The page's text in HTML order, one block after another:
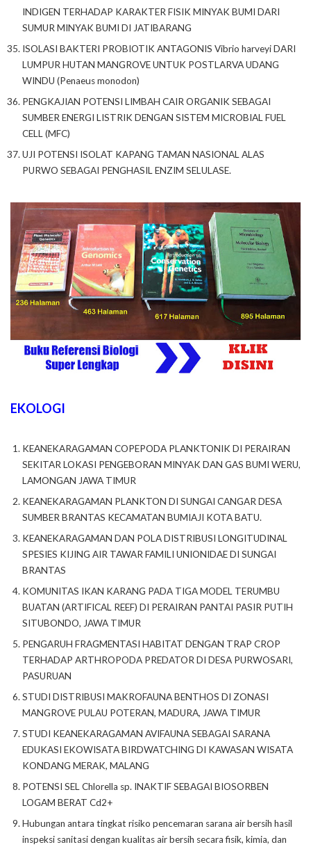
INDIGEN TERHADAP KARAKTER FISIK MINYAK BUMI DARI
SUMUR MINYAK BUMI DI JATIBARANG
ISOLASI BAKTERI PROBIOTIK ANTAGONIS Vibrio harveyi DARI
LUMPUR HUTAN MANGROVE UNTUK POSTLARVA UDANG
WINDU (Penaeus monodon)
PENGKAJIAN POTENSI LIMBAH CAIR ORGANIK SEBAGAI
SUMBER ENERGI LISTRIK DENGAN SISTEM MICROBIAL FUEL
CELL (MFC)
UJI POTENSI ISOLAT KAPANG TAMAN NASIONAL ALAS
PURWO SEBAGAI PENGHASIL ENZIM SELULASE.
EKOLOGI
KEANEKARAGAMAN COPEPODA PLANKTONIK DI PERAIRAN
SEKITAR LOKASI PENGEBORAN MINYAK DAN GAS BUMI WERU,
LAMONGAN JAWA TIMUR
KEANEKARAGAMAN PLANKTON DI SUNGAI CANGAR DESA
SUMBER BRANTAS KECAMATAN BUMIAJI KOTA BATU.
KEANEKARAGAMAN DAN POLA DISTRIBUSI LONGITUDINAL
SPESIES KIJING AIR TAWAR FAMILI UNIONIDAE DI SUNGAI
BRANTAS
KOMUNITAS IKAN KARANG PADA TIGA MODEL TERUMBU
BUATAN (ARTIFICAL REEF) DI PERAIRAN PANTAI PASIR PUTIH
SITUBONDO, JAWA TIMUR
PENGARUH FRAGMENTASI HABITAT DENGAN TRAP CROP
TERHADAP ARTHROPODA PREDATOR DI DESA PURWOSARI,
PASURUAN
STUDI DISTRIBUSI MAKROFAUNA BENTHOS DI ZONASI
MANGROVE PULAU POTERAN, MADURA, JAWA TIMUR
STUDI KEANEKARAGAMAN AVIFAUNA SEBAGAI SARANA
EDUKASI EKOWISATA BIRDWATCHING DI KAWASAN WISATA
KONDANG MERAK, MALANG
POTENSI SEL Chlorella sp. INAKTIF SEBAGAI BIOSORBEN
LOGAM BERAT Cd2+
Hubungan antara tingkat risiko pencemaran sarana air bersih hasil
inspeksi sanitasi dengan kualitas air bersih secara fisik, kimia, dan